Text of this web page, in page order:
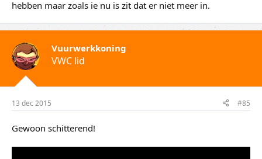
hebben maar zoals ie nu is zit dat er niet meer in.
Vuurwerkkoning
VWC lid
13 dec 2015 #85
Gewoon schitterend!